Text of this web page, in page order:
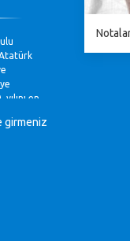
en
girmeniz